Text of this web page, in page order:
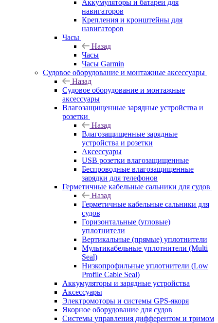
Аккумуляторы и батареи для
навигаторов
Крепления и кронштейны для
навигаторов
Часы
Назад
Часы
Часы Garmin
Судовое оборудование и монтажные аксессуары
Назад
Судовое оборудование и монтажные
аксессуары
Влагозащищенные зарядные устройства и
розетки
Назад
Влагозащищенные зарядные
устройства и розетки
Аксессуары
USB розетки влагозащищенные
Беспроводные влагозащищенные
зарядки для телефонов
Герметичные кабельные сальники для судов
Назад
Герметичные кабельные сальники для
судов
Горизонтальные (угловые)
уплотнители
Вертикальные (прямые) уплотнители
Мультикабельные уплотнители (Multi
Seal)
Низкопрофильные уплотнители (Low
Profile Cable Seal)
Аккумуляторы и зарядные устройства
Аксессуары
Электромоторы и системы GPS-якоря
Якорное оборудование для судов
Системы управления дифферентом и тримом